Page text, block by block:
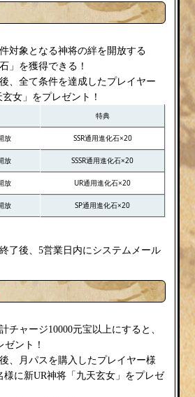
対象となる神将の絆を開放する
」を獲得できる！
、全て条件を達成したプレイヤー
女」をプレゼント！
特典
放 SSR通用進化石×20
放 SSSR通用進化石×20
放 UR通用進化石×20
放 SP通用進化石×20
了後、5営業日内にシステムメール
チャージ10000元宝以上にすると、
ゼント！
、月パスを購入したプレイヤー様
様に新UR神将「九天玄女」をプレゼ